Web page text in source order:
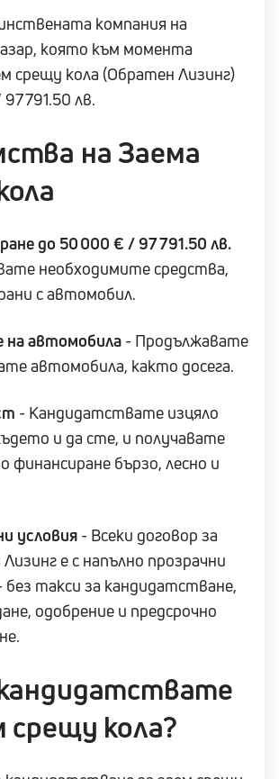
компания на
която към момента
срещу кола (Обратен Лизинг)
791.50 лв.
на Заема
до 50 000 € / 97 791.50 лв.
необходимите средства,
с автомобил.
на автомобила - Продължавате
автомобила, както досега.
- Кандидатствате изцяло
и да сте, и получавате
финансиране бързо, лесно и
условия - Всеки договор за
е с напълно прозрачни
без такси за кандидатстване,
одобрение и предсрочно
срещу кола?